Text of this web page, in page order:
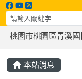
桃園市桃園區青溪
本站消息